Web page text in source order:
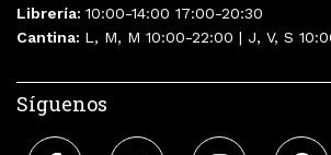
Librería: 10:00-14:00 17:00-20:30
Cantina: L, M, M 10:00-22:00 | J, V, S
Síguenos